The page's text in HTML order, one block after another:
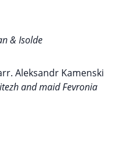
& Isolde
Aleksandr Kamenski
and maid Fevronia